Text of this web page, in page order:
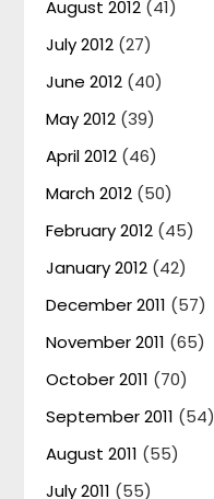
August 2012 (41)
July 2012 (27)
June 2012 (40)
May 2012 (39)
April 2012 (46)
March 2012 (50)
February 2012 (45)
January 2012 (42)
December 2011 (57)
November 2011 (65)
October 2011 (70)
September 2011 (54)
August 2011 (55)
July 2011 (55)